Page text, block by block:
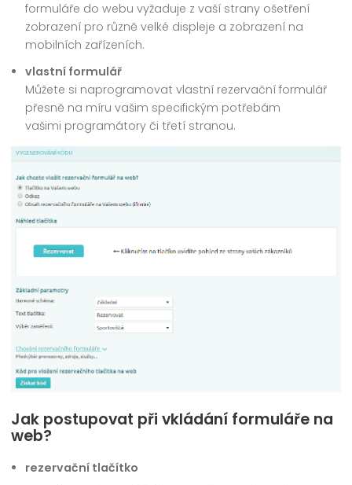
formuláře do webu vyžaduje z vaší strany ošetření
zobrazení pro různě velké displeje a zobrazení na
mobilních zařízeních.
vlastní formulář
Můžete si naprogramovat vlastní rezervační formulář
přesně na míru vašim specifickým potřebám
vašimi programátory či třetí stranou.
Jak postupovat při vkládání formuláře na
web?
rezervační tlačítko